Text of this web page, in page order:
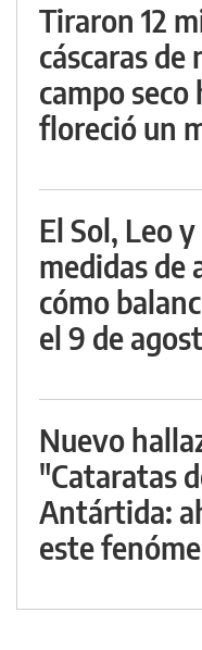
Tiraron 12
cáscaras de
campo seco
floreció un
El Sol, Leo
medidas de
cómo
el 9 de
Nuevo
"Cataratas
Antártida:
este